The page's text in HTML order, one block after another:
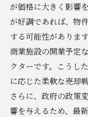
成功する不動
勢崎市の市場特
地域の住宅
不動産価
地元ならで
競争市場に
市場特性に
が価格に大きく影響
が好調であれば、物
する可能性がありま
商業施設の開業予定
クターです。こうし
に応じた柔軟な売却
さらに、政府の政策
響を与えるため、最